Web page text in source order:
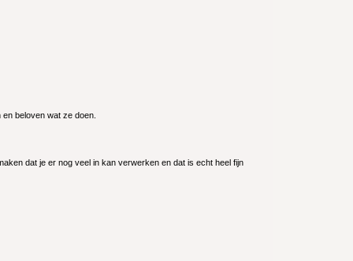
beloven wat ze doen.
dat je er nog veel in kan verwerken en dat is echt heel fijn